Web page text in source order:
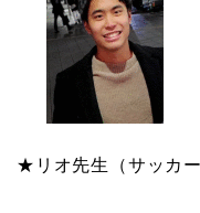
★リオ先生（サッカー